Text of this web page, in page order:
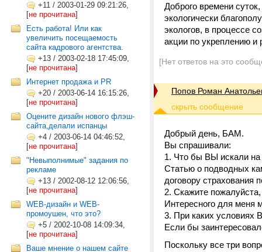
+11 / 2003-01-29 09:21:26,
[не прочитана]
Есть работа! Или как
увеличить посещаемость
сайта кадрового агентства.
+13 / 2003-02-18 17:45:09,
[не прочитана]
Интернет продажа и PR
+20 / 2003-06-14 16:15:26,
[не прочитана]
Оцените дизайн нового флэш-
сайта,делали испанцы
+4 / 2003-06-14 04:46:52,
[не прочитана]
"Невыполнимые" задания по
рекламе
+13 / 2002-08-12 12:06:56,
[не прочитана]
WEB-дизайн и WEB-
промоушен, что это?
+5 / 2002-10-08 14:09:34,
[не прочитана]
Ваше мнение о нашем сайте
Доброго времени
экологически
экологов, в процессе
акции по укреплению и
[Нет ответов на это
Попов Роман
Добрый день, БАМ.
Вы спрашивали:
1. Что бы ВЫ искали на
Статью о подводных
договору
2. Скажите
Интересного для меня
3. При каких условиях
Если бы
Поскольку все три